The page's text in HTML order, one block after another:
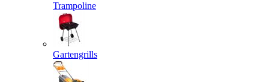
Trampoline
Gartengrills